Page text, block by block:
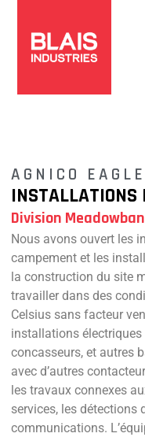
contenu
AGNICO EAGLE
INSTALLATIONS
Division
Nous avons ouvert les
campement et les
la construction du site
travailler dans des
Celsius sans facteur
installations
concasseurs, et autres
avec d’autres
les travaux connexes
services, les détections
communications.